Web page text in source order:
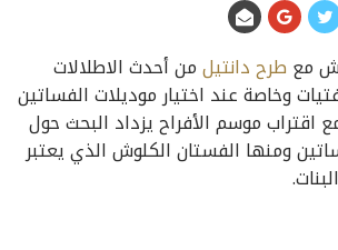
مع طرح دانتيلمن أحدث الاطلالات
وخاصة عند اختيار موديلات الفساتين
اقتراب موسم الأفراح يزداد البحث حول
ومنها الفستان الكلوش الذي يعتبر